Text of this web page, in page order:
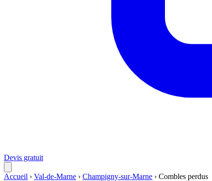
Devis gratuit
Accueil › Val-de-Marne › Champigny-sur-Marne › Combles perdus